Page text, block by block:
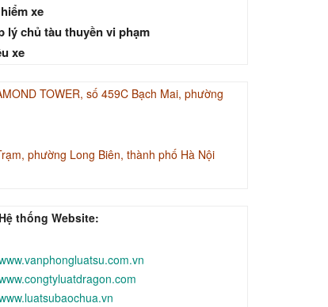
xe
lý chủ tàu thuyền vi phạm
xe
TOWER, số 459C Bạch Mai, phường
phường Long Biên, thành phố Hà Nội
Hệ thống Website: